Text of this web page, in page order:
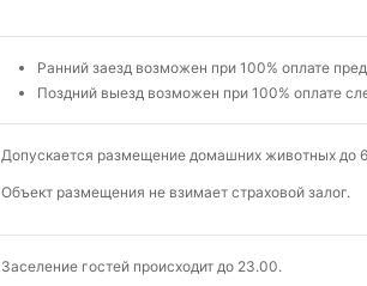
Ранний заезд возможен при 100% оплате
Поздний выезд возможен при 100% оплате
Допускается размещение домашних животных до 6
Объект размещения не взимает страховой залог.
Заселение гостей происходит до 23.00.